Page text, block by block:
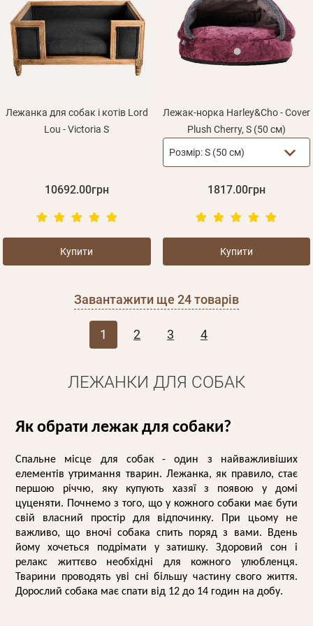
Лежанка для собак і котів Lord
Lou - Victoria S
10692.00грн
Купити
Лежак-норка Harley&Cho - Cover
Plush Cherry, S (50 см)
Розмір:S (50 см)
1817.00грн
Купити
Завантажити ще 24товарів
1 2 3 4
ЛЕЖАНКИ ДЛЯ СОБАК
Як обрати лежак для собаки?
Спальне місце для собак - один з найважливіших
елементів утримання тварин. Лежанка, як правило, стає
першою річчю, яку купують хазяї з появою у домі
цуценяти. Почнемо з того, що у кожного собаки має бути
свій власний простір для відпочинку. При цьому не
важливо, що вночі собака спить поряд з вами. Вдень
йому хочеться подрімати у затишку. Здоровий сон і
релакс життєво необхідні для кожного улюбленця.
Тварини проводять уві сні більшу частину свого життя.
Дорослий собака має спати від 12 до 14 годин на добу.